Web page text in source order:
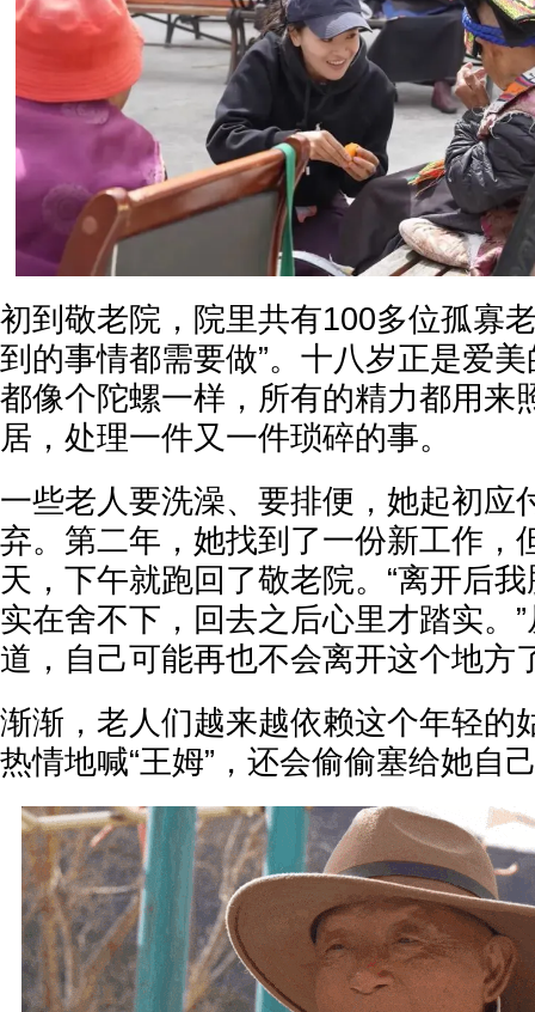
初到敬老院，院里共有100多位孤寡
到的事情都需要做”。十八岁正是爱
都像个陀螺一样，所有的精力都用来
居，处理一件又一件琐碎的事。
一些老人要洗澡、要排便，她起初应
弃。第二年，她找到了一份新工作，
天，下午就跑回了敬老院。“离开后
实在舍不下，回去之后心里才踏实。
道，自己可能再也不会离开这个地方
渐渐，老人们越来越依赖这个年轻的
热情地喊“王姆”，还会偷偷塞给她自